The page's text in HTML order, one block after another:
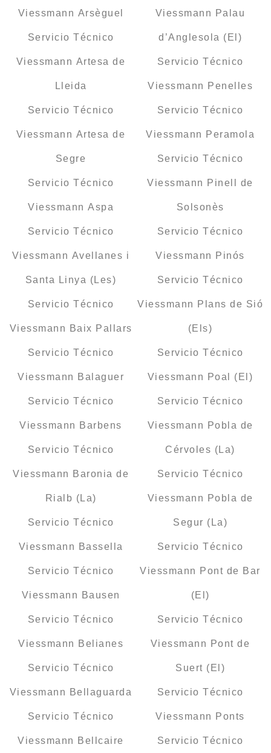
Viessmann Arsèguel
Servicio Técnico
Viessmann Artesa de
Lleida
Servicio Técnico
Viessmann Artesa de
Segre
Servicio Técnico
Viessmann Aspa
Servicio Técnico
Viessmann Avellanes i
Santa Linya (Les)
Servicio Técnico
Viessmann Baix Pallars
Servicio Técnico
Viessmann Balaguer
Servicio Técnico
Viessmann Barbens
Servicio Técnico
Viessmann Baronia de
Rialb (La)
Servicio Técnico
Viessmann Bassella
Servicio Técnico
Viessmann Bausen
Servicio Técnico
Viessmann Belianes
Servicio Técnico
Viessmann Bellaguarda
Servicio Técnico
Viessmann Bellcaire
Viessmann Palau
d’Anglesola (El)
Servicio Técnico
Viessmann Penelles
Servicio Técnico
Viessmann Peramola
Servicio Técnico
Viessmann Pinell de
Solsonès
Servicio Técnico
Viessmann Pinós
Servicio Técnico
Viessmann Plans de Sió
(Els)
Servicio Técnico
Viessmann Poal (El)
Servicio Técnico
Viessmann Pobla de
Cérvoles (La)
Servicio Técnico
Viessmann Pobla de
Segur (La)
Servicio Técnico
Viessmann Pont de Bar
(El)
Servicio Técnico
Viessmann Pont de
Suert (El)
Servicio Técnico
Viessmann Ponts
Servicio Técnico